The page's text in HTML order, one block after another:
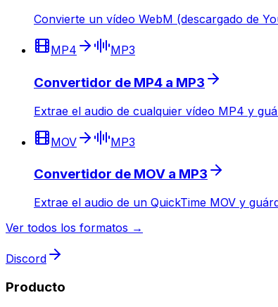
Convierte un vídeo WebM (descargado de
MP4 MP3
Convertidor de MP4 a MP3
Extrae el audio de cualquier vídeo MP4 y
MOV MP3
Convertidor de MOV a MP3
Extrae el audio de un QuickTime MOV y
Ver todos los formatos →
Discord
Producto